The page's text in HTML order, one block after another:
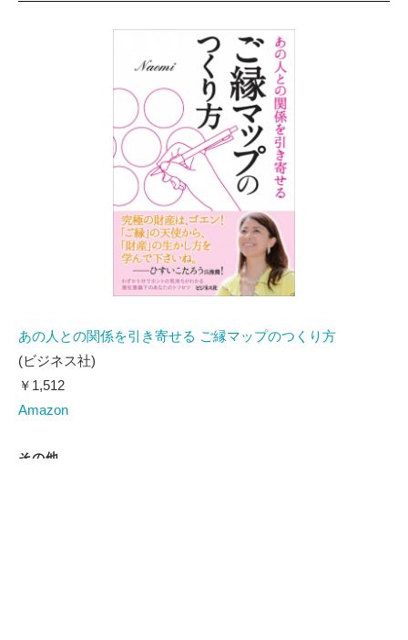
あの人との関係を引き寄せる ご縁マップのつくり方
(ビジネス社)
￥1,512
Amazon
その他